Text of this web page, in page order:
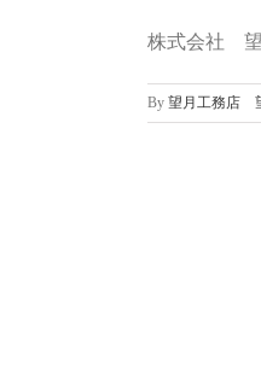
株式会社
By 望月工務店